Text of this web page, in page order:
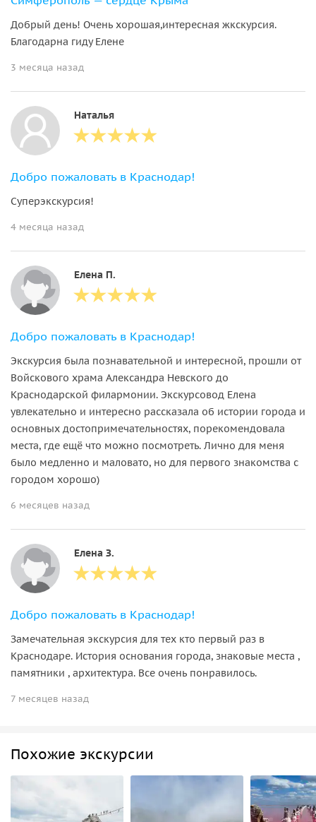
Добрый день! Очень хорошая,интересная жкскурсия.
Благодарна гиду Елене
3 месяца назад
Наталья
Добро пожаловать в Краснодар!
Суперэкскурсия!
4 месяца назад
Елена П.
Добро пожаловать в Краснодар!
Экскурсия была познавательной и интересной, прошли от
Войскового храма Александра Невского до
Краснодарской филармонии. Экскурсовод Елена
увлекательно и интересно рассказала об истории города и
основных достопримечательностях, порекомендовала
места, где ещё что можно посмотреть. Лично для меня
было медленно и маловато, но для первого знакомства с
городом хорошо)
6 месяцев назад
Елена З.
Добро пожаловать в Краснодар!
Замечательная экскурсия для тех кто первый раз в
Краснодаре. История основания города, знаковые места ,
памятники , архитектура. Все очень понравилось.
7 месяцев назад
Похожие экскурсии